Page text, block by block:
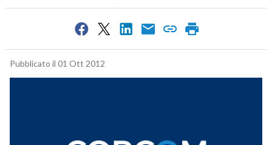
Pubblicato il 01 Ott 2012